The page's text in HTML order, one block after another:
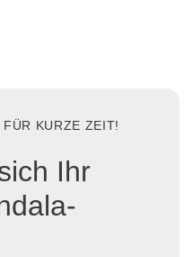
FÜR KURZE ZEIT!
Ihr